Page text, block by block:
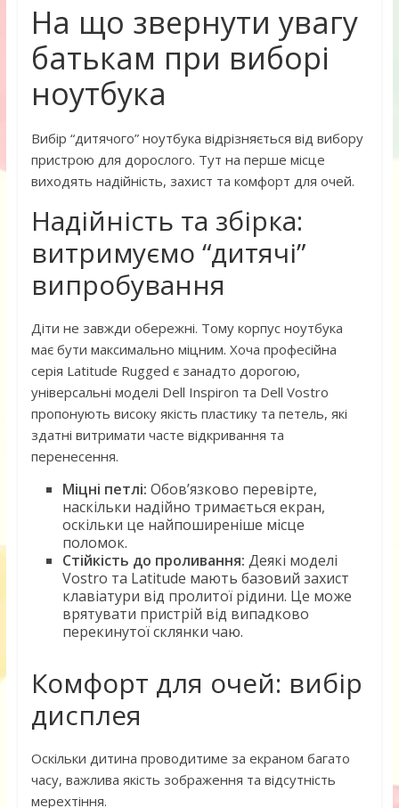
На що звернути увагу
батькам при виборі
ноутбука
Вибір “дитячого” ноутбука відрізняється від вибору
пристрою для дорослого. Тут на перше місце
виходять надійність, захист та комфорт для очей.
Надійність та збірка:
витримуємо “дитячі”
випробування
Діти не завжди обережні. Тому корпус ноутбука
має бути максимально міцним. Хоча професійна
серія Latitude Rugged є занадто дорогою,
універсальні моделі Dell Inspiron та Dell Vostro
пропонують високу якість пластику та петель, які
здатні витримати часте відкривання та
перенесення.
Міцні петлі: Обов’язково перевірте,
наскільки надійно тримається екран,
оскільки це найпоширеніше місце
поломок.
Стійкість до проливання: Деякі моделі
Vostro та Latitude мають базовий захист
клавіатури від пролитої рідини. Це може
врятувати пристрій від випадково
перекинутої склянки чаю.
Комфорт для очей: вибір
дисплея
Оскільки дитина проводитиме за екраном багато
часу, важлива якість зображення та відсутність
мерехтіння.